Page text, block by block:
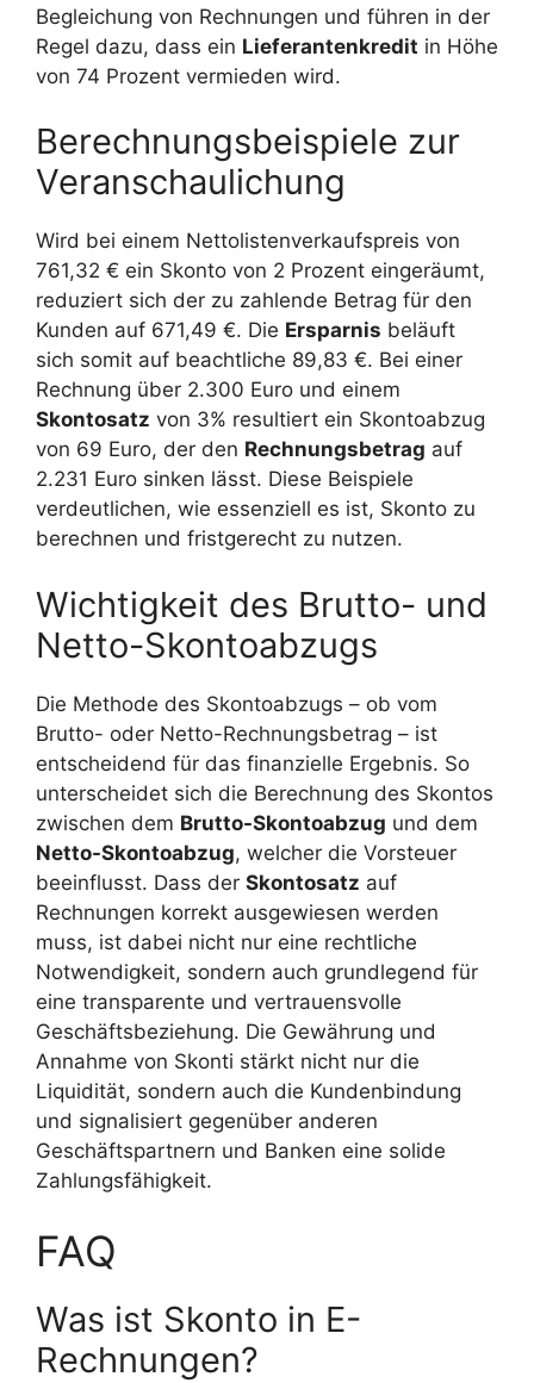
Begleichung von Rechnungen und führen in der
Regel dazu, dass ein Lieferantenkredit in Höhe
von 74 Prozent vermieden wird.
Berechnungsbeispiele zur
Veranschaulichung
Wird bei einem Nettolistenverkaufspreis von
761,32 € ein Skonto von 2 Prozent eingeräumt,
reduziert sich der zu zahlende Betrag für den
Kunden auf 671,49 €. Die Ersparnis beläuft
sich somit auf beachtliche 89,83 €. Bei einer
Rechnung über 2.300 Euro und einem
Skontosatz von 3% resultiert ein Skontoabzug
von 69 Euro, der den Rechnungsbetrag auf
2.231 Euro sinken lässt. Diese Beispiele
verdeutlichen, wie essenziell es ist, Skonto zu
berechnen und fristgerecht zu nutzen.
Wichtigkeit des Brutto- und
Netto-Skontoabzugs
Die Methode des Skontoabzugs – ob vom
Brutto- oder Netto-Rechnungsbetrag – ist
entscheidend für das finanzielle Ergebnis. So
unterscheidet sich die Berechnung des Skontos
zwischen dem Brutto-Skontoabzug und dem
Netto-Skontoabzug, welcher die Vorsteuer
beeinflusst. Dass der Skontosatz auf
Rechnungen korrekt ausgewiesen werden
muss, ist dabei nicht nur eine rechtliche
Notwendigkeit, sondern auch grundlegend für
eine transparente und vertrauensvolle
Geschäftsbeziehung. Die Gewährung und
Annahme von Skonti stärkt nicht nur die
Liquidität, sondern auch die Kundenbindung
und signalisiert gegenüber anderen
Geschäftspartnern und Banken eine solide
Zahlungsfähigkeit.
FAQ
Was ist Skonto in E-
Rechnungen?